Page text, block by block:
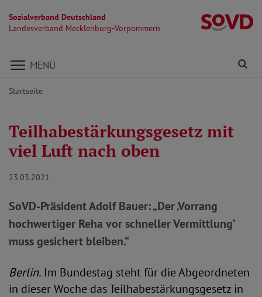
Sozialverband Deutschland
Landesverband Mecklenburg-Vorpommern
Direkt zu den Inhalten springen
MENÜ
Startseite
Teilhabestärkungsgesetz mit
viel Luft nach oben
23.03.2021
SoVD-Präsident Adolf Bauer: „Der ‚Vorrang
hochwertiger Reha vor schneller Vermittlung‘
muss gesichert bleiben.“
Berlin. Im Bundestag steht für die Abgeordneten
in dieser Woche das Teilhabestärkungsgesetz in